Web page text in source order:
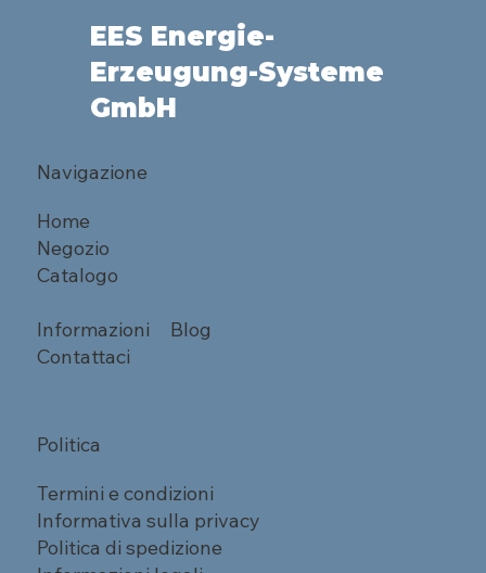
EES Energie-
Erzeugung-Systeme
GmbH
Navigazione
Home
Negozio
Catalogo
Informazioni
Blog
Contattaci
Politica
Termini e condizioni
Informativa sulla privacy
Politica di spedizione